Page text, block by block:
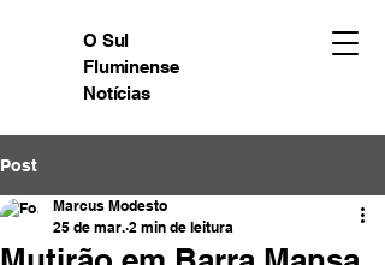
O Sul
Fluminense
Notícias
Post
Marcus Modesto
25 de mar. 2 min de leitura